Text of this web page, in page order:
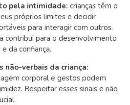
pela intimidade: crianças têm o
próprios limites e decidir
para interagir com outros.
contribui para o desenvolvimento
da confiança.
não-verbais da criança:
corporal e gestos podem
Respeitar esses sinais e não